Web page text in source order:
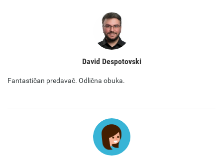
David Despotovski
Fantastičan predavač. Odlična obuka.